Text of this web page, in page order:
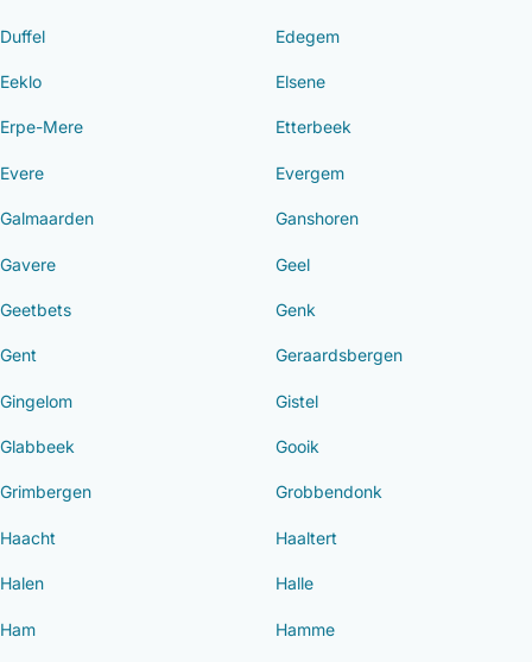
Duffel Edegem
Eeklo Elsene
Erpe-Mere Etterbeek
Evere Evergem
Galmaarden Ganshoren
Gavere Geel
Geetbets Genk
Gent Geraardsbergen
Gingelom Gistel
Glabbeek Gooik
Grimbergen Grobbendonk
Haacht Haaltert
Halen Halle
Ham Hamme